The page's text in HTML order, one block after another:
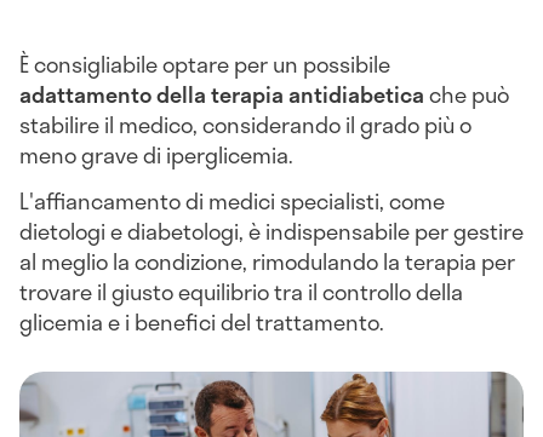
È consigliabile optare per un possibile
adattamento della terapia antidiabeticache può
stabilire il medico, considerando il grado più o
meno grave di iperglicemia.
L'affiancamento di medici specialisti, come
dietologi e diabetologi, è indispensabile per gestire
al meglio la condizione, rimodulando la terapia per
trovare il giusto equilibrio tra il controllo della
glicemia e i benefici del trattamento.